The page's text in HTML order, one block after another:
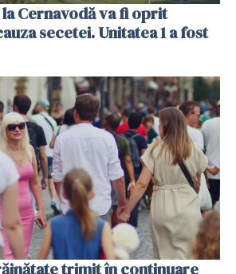
Cernavodă va fi oprit
secetei. Unitatea 1 a fost
trimit în continuare